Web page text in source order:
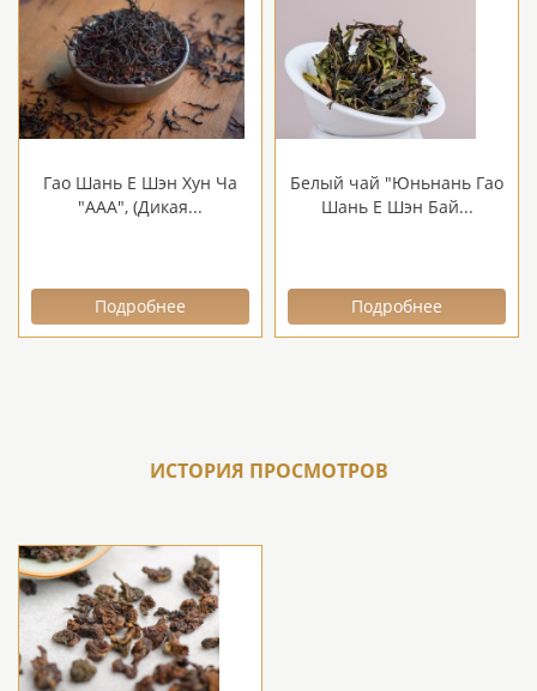
Гао Шань Е Шэн Хун Ча
"ААА", (Дикая...
Подробнее
Белый чай "Юньнань Гао
Шань Е Шэн Бай...
Подробнее
ИСТОРИЯ ПРОСМОТРОВ